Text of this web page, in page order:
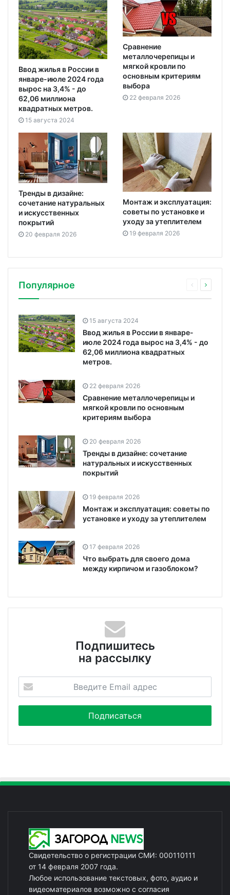
Ввод жилья в России в
январе-июле 2024 года
вырос на 3,4% - до
62,06 миллиона
квадратных метров.
15 августа 2024
Сравнение
металлочерепицы и
мягкой кровли по
основным критериям
выбора
22 февраля 2026
Тренды в дизайне:
сочетание натуральных
и искусственных
покрытий
20 февраля 2026
Монтаж и эксплуатация:
советы по установке и
уходу за утеплителем
19 февраля 2026
Популярное
15 августа 2024
Ввод жилья в России в январе-
июле 2024 года вырос на 3,4% - до
62,06 миллиона квадратных
метров.
22 февраля 2026
Сравнение металлочерепицы и
мягкой кровли по основным
критериям выбора
20 февраля 2026
Тренды в дизайне: сочетание
натуральных и искусственных
покрытий
19 февраля 2026
Монтаж и эксплуатация: советы по
установке и уходу за утеплителем
17 февраля 2026
Что выбрать для своего дома
между кирпичом и газоблоком?
Подпишитесь
на рассылку
Свидетельство о регистрации СМИ: 000110111
от 14 февраля 2007 года.
Любое использование текстовых, фото, аудио и
видеоматериалов возможно с согласия